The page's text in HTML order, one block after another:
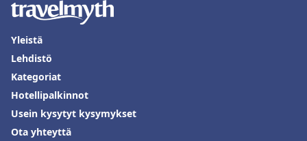
Yleistä
Lehdistö
Kategoriat
Hotellipalkinnot
Usein kysytyt kysymykset
Ota yhteyttä